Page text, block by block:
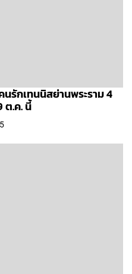
รักเทนนิสย่านพระราม 4
ต.ค. นี้